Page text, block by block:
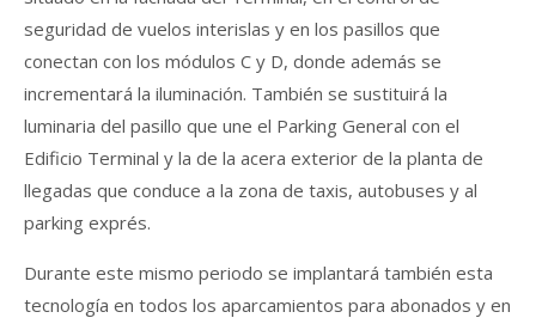
seguridad de vuelos interislas y en los pasillos que
conectan con los módulos C y D, donde además se
incrementará la iluminación. También se sustituirá la
luminaria del pasillo que une el Parking General con el
Edificio Terminal y la de la acera exterior de la planta de
llegadas que conduce a la zona de taxis, autobuses y al
parking exprés.
Durante este mismo periodo se implantará también esta
tecnología en todos los aparcamientos para abonados y en